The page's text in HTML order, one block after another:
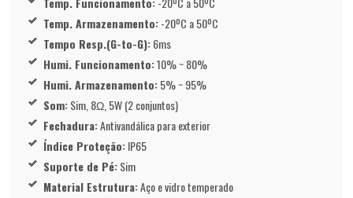
Temp. Armazenamento:-20ºC a 50ºC
Tempo Resp.(G-to-G):6ms
Humi. Funcionamento:10% ~ 80%
Humi. Armazenamento:5% ~ 95%
Som:Sim, 8Ω, 5W (2 conjuntos)
Fechadura:Antivandálica para exterior
Índice Proteção:IP65
Suporte de Pé:Sim
Material Estrutura:Aço e vidro temperado